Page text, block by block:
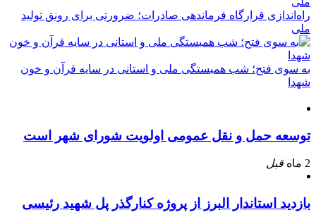
راه‌اندازی قرارگاه فرماندهی صادرات؛ ضرورتی برای رونق تولید
ملی
به سوی فتح؛ شب همبستگی ملی و استانی در سایه قرآن و خون
شهدا
توسعه حمل و نقل عمومی اولویت شورای شهر است
2 ماه قبل
بازدید استاندار البرز از پروژه کنارگذر پل شهید رئیسی